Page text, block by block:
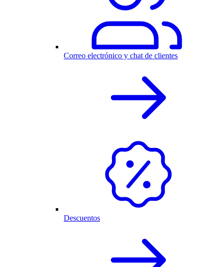
Correo electrónico y chat de clientes
Descuentos